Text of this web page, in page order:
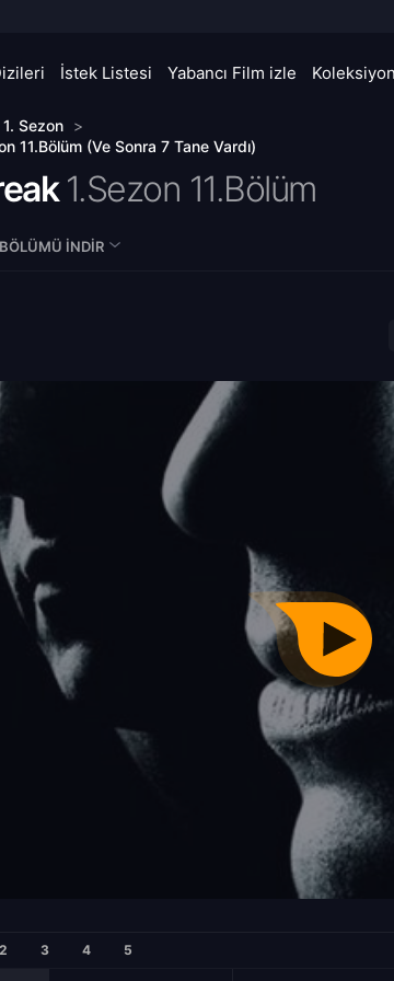
İstek Listesi Yabancı Film izle
1. Sezon >
11.Bölüm (Ve Sonra 7 Tane Vardı)
1.Sezon 11.Bölüm
BÖLÜMÜ İNDIR
2 3 4 5